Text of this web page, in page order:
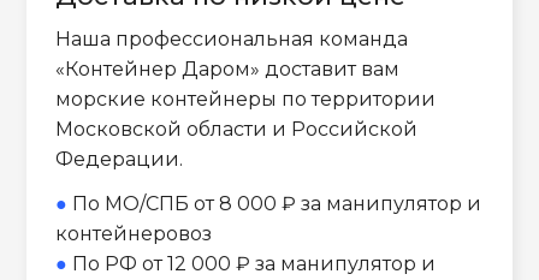
Наша профессиональная команда
«Контейнер Даром» доставит вам
морские контейнеры по территории
Московской области и Российской
Федерации.
● По МО/СПБ от 8 000 ₽ за манипулятор и
контейнеровоз
● По РФ от 12 000 ₽ за манипулятор и